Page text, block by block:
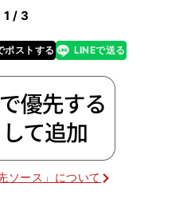
1 / 3
ポストする
line LINEで送る
ソース」について